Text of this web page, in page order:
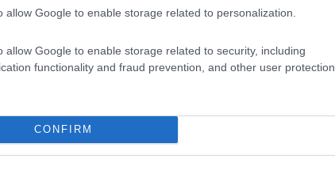
allow Google to enable storage related to personalization.
allow Google to enable storage related to security, including
functionality and fraud prevention, and other user protection.
CONFIRM